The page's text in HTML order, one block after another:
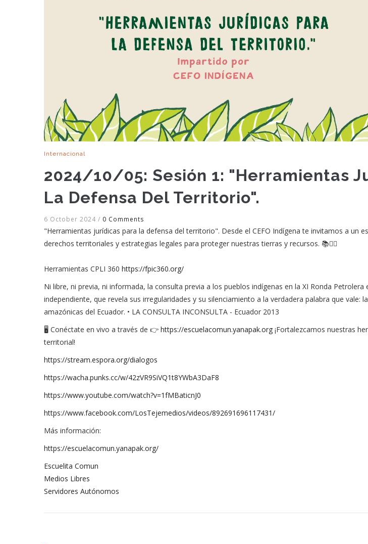
Internacional
2024/10/05: Sesión 1: "Herramientas
La Defensa Del Territorio".
6 October 2024 / 0 Comments
"Herramientas jurídicas para la defensa del territorio". Desde el CEFO Indígena te invitamos a un
derechos territoriales y estrategias legales para proteger nuestras tierras y recursos. 📚✊🏽
Herramientas CPLI 360 https://fpic360.org/
Ni libre, ni previa, ni informada, la consulta previa a los pueblos indígenas en la XI Ronda
independiente, que revela sus irregularidades y su silenciamiento a la verdadera palabra que vale:
amazónicas del Ecuador. • LA CONSULTA INCONSULTA - Ecuador 2013
🖥️ Conéctate en vivo a través de 👉 https://escuelacomun.yanapak.org ¡Fortalezcamos nuestras
territorial!
https://stream.espora.org/dialogos
https://wacha.punks.cc/w/42zVR9SiVQ1t8YWbA3DaF8
https://www.youtube.com/watch?v=1fMBaticnJ0
https://www.facebook.com/LosTejemedios/videos/892691696117431/
Más información:
https://escuelacomun.yanapak.org/
Escuelita Comun
Medios Libres
Servidores Autónomos